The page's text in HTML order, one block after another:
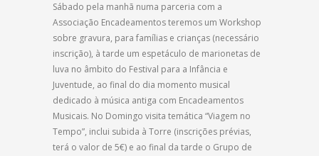
Sábado pela manhã numa parceria com a
Associação Encadeamentos teremos um Workshop
sobre gravura, para famílias e crianças (necessário
inscrição), à tarde um espetáculo de marionetas de
luva no âmbito do Festival para a Infância e
Juventude, ao final do dia momento musical
dedicado à música antiga com Encadeamentos
Musicais. No Domingo visita temática “Viagem no
Tempo”, inclui subida à Torre (inscrições prévias,
terá o valor de 5€) e ao final da tarde o Grupo de